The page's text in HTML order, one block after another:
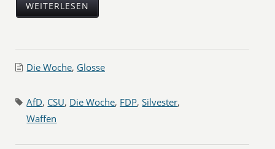
WEITERLESEN
Die Woche, Glosse
AfD, CSU, Die Woche, FDP,Silvester,
Waffen